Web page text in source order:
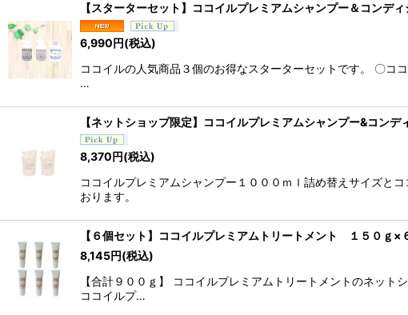
【スターターセット】ココイルプレミアムシャンプー＆コンデ
6,990円(税込)
ココイルの人気商品３個のお得なスターターセットです。 〇
…
【ネットショップ限定】ココイルプレミアムシャンプー&コン
8,370円(税込)
ココイルプレミアムシャンプー１０００ｍｌ詰め替えサイズと
おります。
【６個セット】ココイルプレミアムトリートメント １５０ｇ×
8,145円(税込)
【合計９００ｇ】 ココイルプレミアムトリートメントのネッ
ココイルプ…